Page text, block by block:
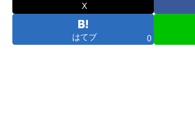
X
はてブ 0